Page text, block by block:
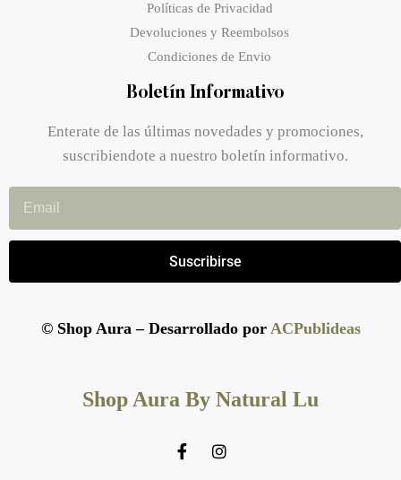
Políticas de Privacidad
Devoluciones y Reembolsos
Condiciones de Envio
Boletín Informativo
Enterate de las últimas novedades y promociones,
suscribiendote a nuestro boletín informativo.
Suscribirse
© Shop Aura – Desarrollado por ACPublideas
Shop Aura By Natural Lu